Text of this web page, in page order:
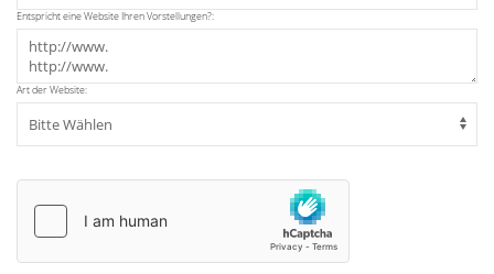
Entspricht eine Website Ihren Vorstellungen?:
Art der Website: